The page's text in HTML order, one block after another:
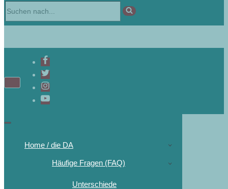
Home / die DA
Häufige Fragen (FAQ)
Unterschiede